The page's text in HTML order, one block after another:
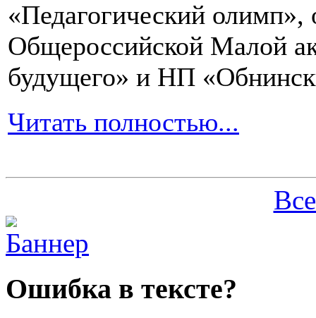
«Педагогический олимп»,
Общероссийской Малой
будущего» и НП
Читать полностью...
Ошибка в тексте?